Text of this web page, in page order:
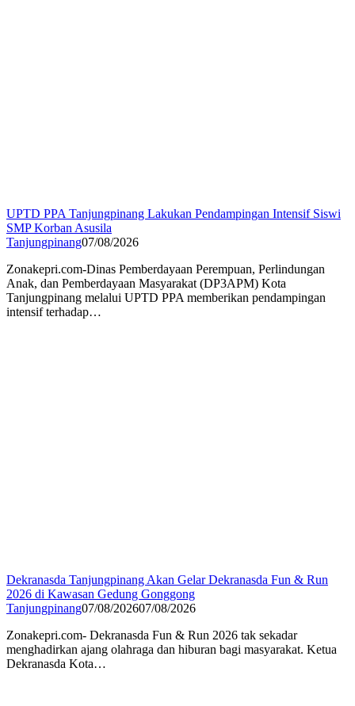
UPTD PPA Tanjungpinang Lakukan Pendampingan Intensif Siswi
SMP Korban Asusila
Tanjungpinang07/08/2026
Zonakepri.com-Dinas Pemberdayaan Perempuan, Perlindungan
Anak, dan Pemberdayaan Masyarakat (DP3APM) Kota
Tanjungpinang melalui UPTD PPA memberikan pendampingan
intensif terhadap…
Dekranasda Tanjungpinang Akan Gelar Dekranasda Fun & Run
2026 di Kawasan Gedung Gonggong
Tanjungpinang07/08/202607/08/2026
Zonakepri.com- Dekranasda Fun & Run 2026 tak sekadar
menghadirkan ajang olahraga dan hiburan bagi masyarakat. Ketua
Dekranasda Kota…